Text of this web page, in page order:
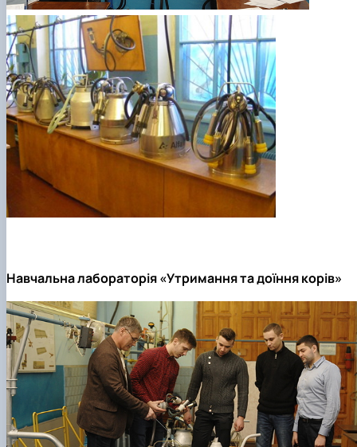
Навчальна лабораторія «Утримання та доїння корів»